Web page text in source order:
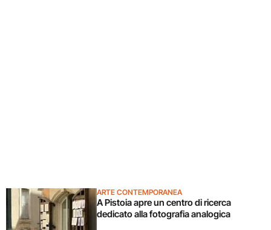
ARTE CONTEMPORANEA
A Pistoia apre un centro di ricerca
dedicato alla fotografia analogica